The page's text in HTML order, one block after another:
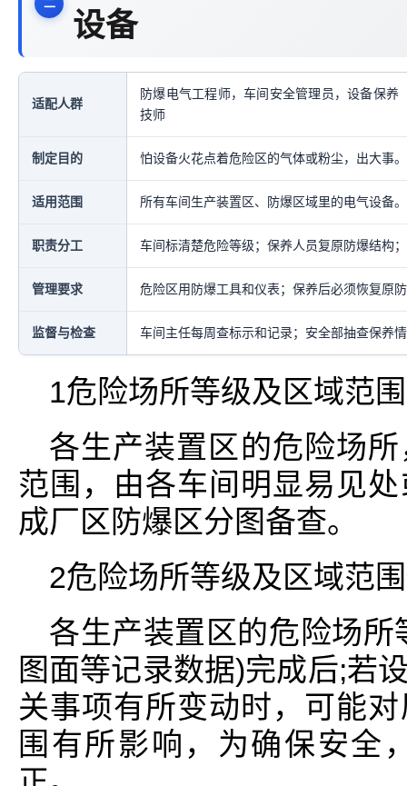
设备
适配人群
防爆电气工程师，车间安全管理员，设备保养
技师
制定目的 怕设备火花点着危险区的气体或粉尘，出大事。
适用范围 所有车间生产装置区、防爆区域里的电气设备。
职责分工 车间标清楚危险等级；保养人员复原防爆结构
管理要求 危险区用防爆工具和仪表；保养后必须恢复原
监督与检查 车间主任每周查标示和记录；安全部抽查保养
1危险场所等级及区域范
各生产装置区的危险场
范围，由各车间明显易见
成厂区防爆区分图备查。
2危险场所等级及区域范
各生产装置区的危险场
图面等记录数据)完成后;若
关事项有所变动时，可能
围有所影响，为确保安全